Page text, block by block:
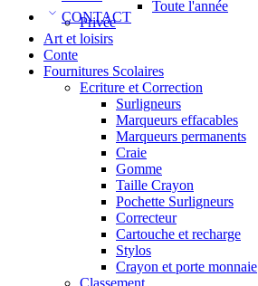
CONTACT
Toute l'année
Privée
Art et loisirs
Conte
Fournitures Scolaires
Ecriture et Correction
Surligneurs
Marqueurs effacables
Marqueurs permanents
Craie
Gomme
Taille Crayon
Pochette Surligneurs
Correcteur
Cartouche et recharge
Stylos
Crayon et porte monnaie
Classement